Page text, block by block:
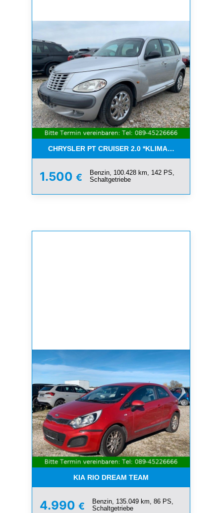
CHRYSLER PT CRUISER 2.0
1.500 €
Benzin, 100.428 km, 142 PS,
Schaltgetriebe
KIA RIO DREAM TEAM
4.990 €
Benzin, 135.049 km, 86 PS,
Schaltgetriebe